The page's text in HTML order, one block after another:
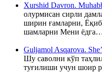
Xurshid Davron.
олурмисан сирли
ширин ғамларни,
шамларни Мени
Guljamol Asqarova.
Шу саволни кўп
туғилиши учун шоир